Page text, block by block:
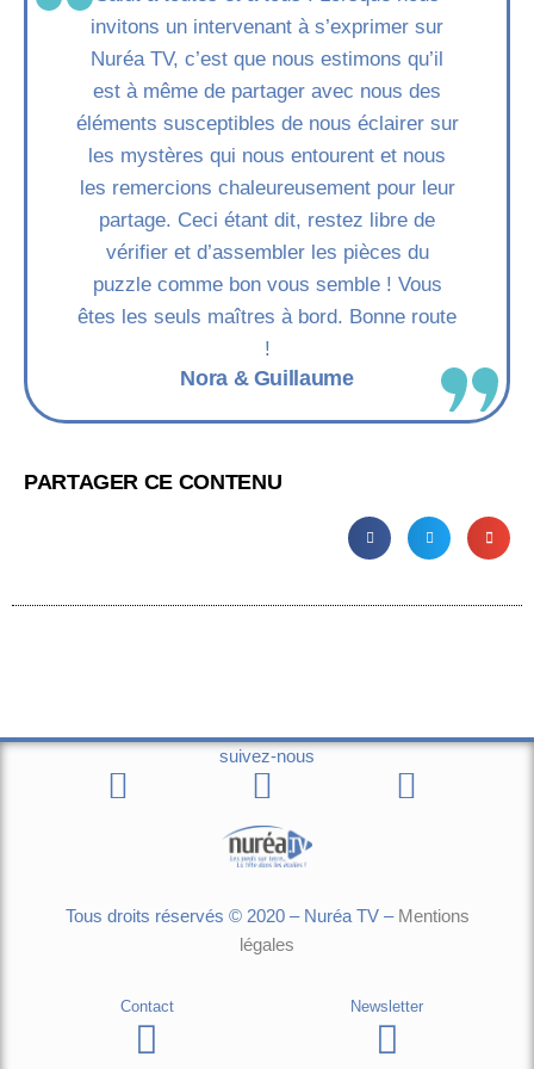
invitons un intervenant à s’exprimer sur
Nuréa TV, c’est que nous estimons qu’il
est à même de partager avec nous des
éléments susceptibles de nous éclairer sur
les mystères qui nous entourent et nous
les remercions chaleureusement pour leur
partage. Ceci étant dit, restez libre de
vérifier et d’assembler les pièces du
puzzle comme bon vous semble ! Vous
êtes les seuls maîtres à bord. Bonne route
!
Nora & Guillaume
PARTAGER CE CONTENU
suivez-nous
Tous droits réservés © 2020 – Nuréa TV – Mentions
légales
Contact Newsletter